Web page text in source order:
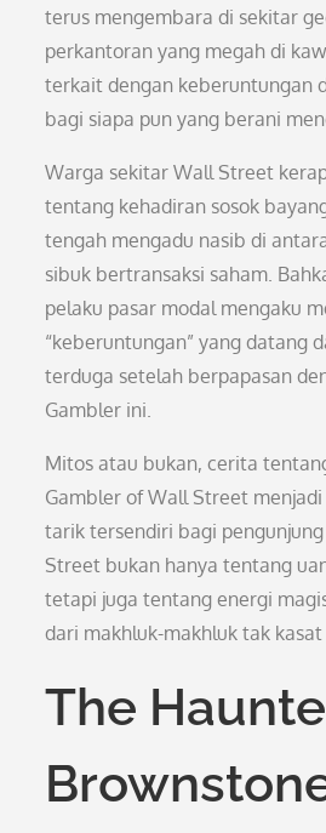
terus mengembara di sekitar
perkantoran yang megah di
terkait dengan keberuntungan
bagi siapa pun yang berani
Warga sekitar Wall Street
tentang kehadiran sosok
tengah mengadu nasib di
sibuk bertransaksi saham.
pelaku pasar modal mengaku
“keberuntungan” yang datang
terduga setelah berpapasan
Gambler ini.
Mitos atau bukan, cerita
Gambler of Wall Street menjadi
tarik tersendiri bagi
Street bukan hanya tentang
tetapi juga tentang energi
dari makhluk-makhluk tak
The